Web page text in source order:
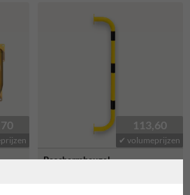
113,60
✔ volumeprijzen
Beschermbeugel,